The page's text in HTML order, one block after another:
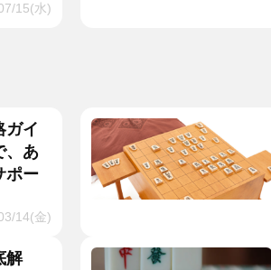
15(水)
ガイ
、あ
ポー
14(金)
解